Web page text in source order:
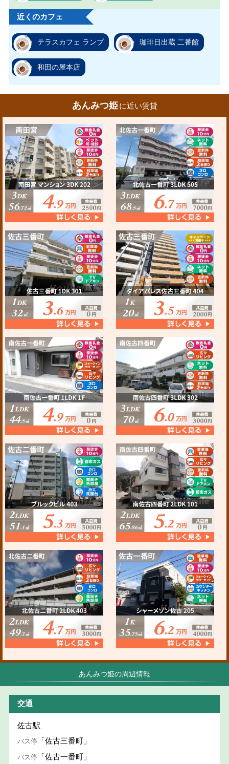
近くのカフェ
テラスカフェ ランプ 珈琲日出蔵 二番館
和田の屋本店
あんみつ姫 に近い賃貸
あんみつ姫の周辺情報
交通
佐古駅
バス停 「佐古三番町」
バス停 「佐古一番町」